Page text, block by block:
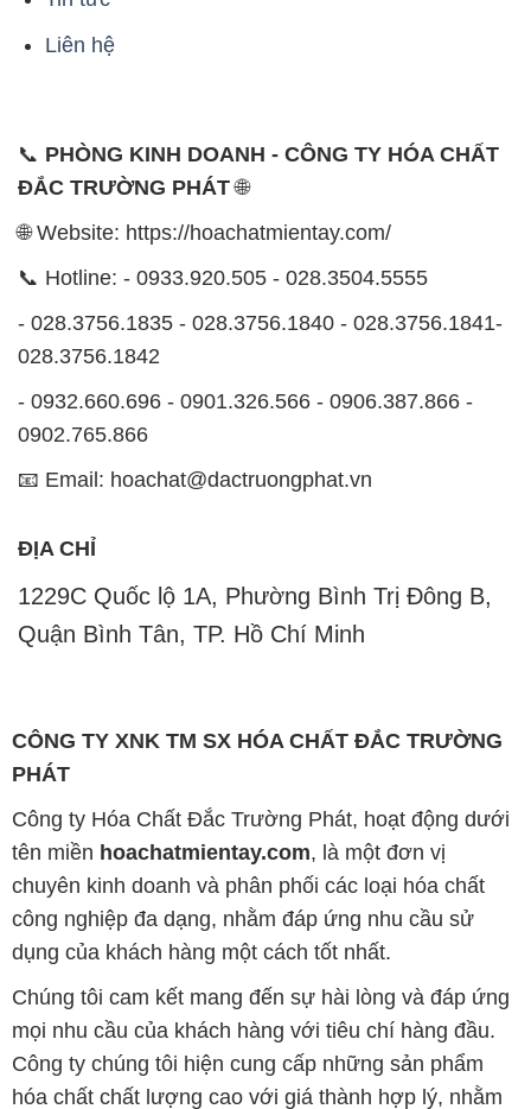
📞
PHÒNG KINH DOANH - CÔNG TY HÓA CHẤT
ĐẮC TRƯỜNG PHÁT
- 028.3756.1835 - 028.3756.1840 - 028.3756.1841-
0902.765.866
📧 Email: hoachat@dactruongphat.vn
ĐỊA CHỈ
1229C Quốc lộ 1A, Phường Bình Trị Đông B,
Quận Bình Tân, TP. Hồ Chí Minh
CÔNG TY XNK TM SX HÓA CHẤT ĐẮC TRƯỜNG
PHÁT
chuyên kinh doanh và phân phối các loại hóa chất
công nghiệp đa dạng, nhằm đáp ứng nhu cầu sử
dụng của khách hàng một cách tốt nhất.
Chúng tôi cam kết mang đến sự hài lòng và đáp ứng
mọi nhu cầu của khách hàng với tiêu chí hàng đầu.
Công ty chúng tôi hiện cung cấp những sản phẩm
hóa chất chất lượng cao với giá thành hợp lý, nhằm
đảm bảo sự thành công của khách hàng.
Uy tín là một trong những nguyên tắc quan trọng
trong hoạt động kinh doanh của chúng tôi. Chúng tôi
luôn ý thức rằng những sản phẩm mà chúng tôi cung